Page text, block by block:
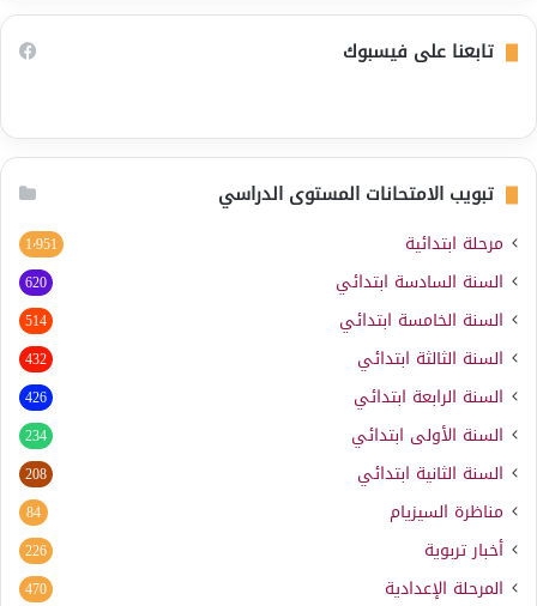
تابعنا على فيسبوك
تبويب الامتحانات المستوى الدراسي
مرحلة ابتدائية 1٬951
السنة السادسة ابتدائي 620
السنة الخامسة ابتدائي 514
السنة الثالثة ابتدائي 432
السنة الرابعة ابتدائي 426
السنة الأولى ابتدائي 234
السنة الثانية ابتدائي 208
مناظرة السيزيام 84
أخبار تربوية 226
المرحلة الإعدادية 470